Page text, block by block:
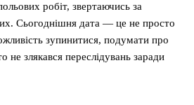
робіт, звертаючись за
Сьогоднішня дата — це не просто
зупинитися, подумати про
не злякався переслідувань заради